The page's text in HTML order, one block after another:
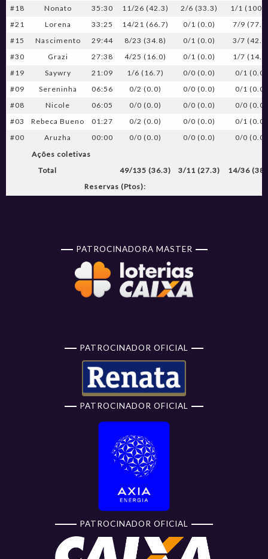
#18 Nonato 35:30 11/26 (42.3) 2/6 (33.3)
1/1
#21
Lorena 33:25 14/21 (66.7) 0/1 (0.0)
7/9
#15
Nascimento 29:44 8/23 (34.8) 0/1 (0.0)
3/7
#30
Grazi 27:38 4/25 (16.0) 0/1 (0.0)
1/7
#19
Saywry 21:09 1/6 (16.7) 0/0 (0.0)
0/1 (0.0)
#09
Sereninha 06:56 0/2 (0.0) 0/0 (0.0)
0/1 (0.0)
#08
Nicole 06:05 0/0 (0.0) 0/0 (0.0)
0/0 (0.0)
#03
Rebeca Bueno 01:27 0/2 (0.0) 0/0 (0.0)
0/1 (0.0)
#00
Aruzha 00:00 0/0 (0.0) 0/0 (0.0)
0/0 (0.0)
Ações coletivas
Total
49/135 (36.3) 3/11 (27.3)
14/36
Reservas (Ptos):
PATROCINADORA MASTER
PATROCINADOR OFICIAL
PATROCINADOR OFICIAL
PATROCINADOR OFICIAL